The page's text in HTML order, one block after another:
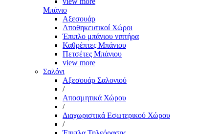
Μπάνιο
Αξεσουάρ
Αποθηκευτικοί Χώροι
Έπιπλο μπάνιου νιπτήρα
Καθρέπτες Μπάνιου
Πετσέτες Μπάνιου
view more
Σαλόνι
Αξεσουάρ Σαλονιού
/
Αποσμητικά Χώρου
/
Διαχωριστικά Εσωτερικού Χώρου
/